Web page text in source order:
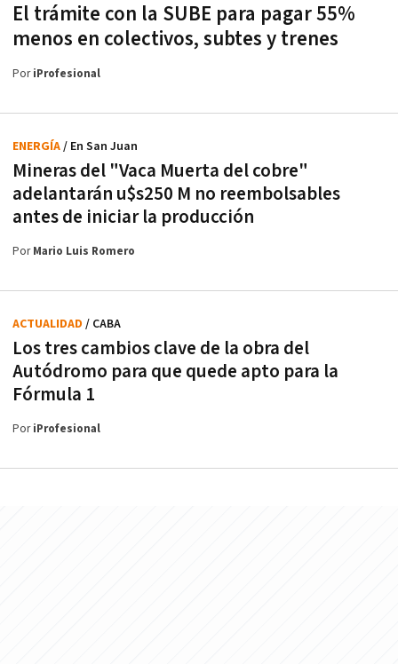
El trámite con la SUBE para pagar 55%
menos en colectivos, subtes y trenes
PoriProfesional
Mineras del "Vaca Muerta del cobre"
adelantarán u$s250 M no reembolsables
antes de iniciar la producción
ENERGÍA/ En San Juan
PorMario Luis Romero
Los tres cambios clave de la obra del
Autódromo para que quede apto para la
Fórmula 1
ACTUALIDAD / CABA
PoriProfesional